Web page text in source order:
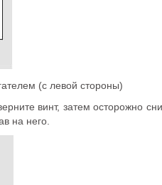
(с левой стороны)
винт, затем осторожно
на него.